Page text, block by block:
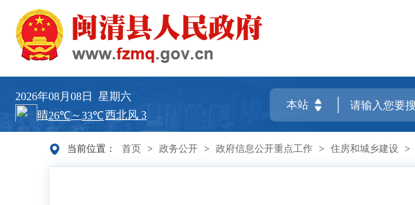
2026年08月08日 星期六
当前位置： 首页 > 政务公开 > 政府信息公开重点工作 > 住房和城乡建设 >